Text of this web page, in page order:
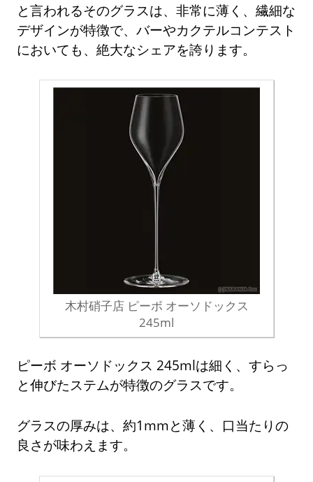
と言われるそのグラスは、非常に薄く、繊細な
デザインが特徴で、バーやカクテルコンテスト
においても、絶大なシェアを誇ります。
木村硝子店 ピーボ オーソドックス
245ml
ピーボ オーソドックス 245mlは細く、すらっ
と伸びたステムが特徴のグラスです。
グラスの厚みは、約1mmと薄く、口当たりの
良さが味わえます。